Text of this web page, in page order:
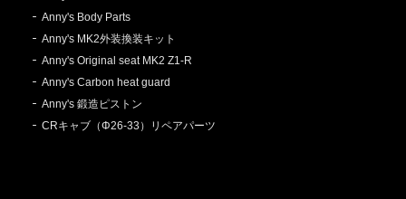
Anny's Body Parts
Anny's MK2外装換装キット
Anny's Original seat MK2 Z1-R
Anny's Carbon heat guard
Anny's 鍛造ピストン
CRキャブ（Φ26-33）リペアパーツ